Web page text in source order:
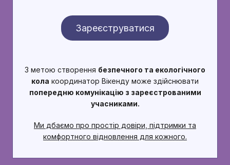
Зареєструватися
З метою створення безпечного та екологічного
кола координатор Вікенду може здійснювати
попередню комунікацію з зареєстрованими
учасниками.
Ми дбаємо про простір довіри, підтримки та
комфортного відновлення для кожного.